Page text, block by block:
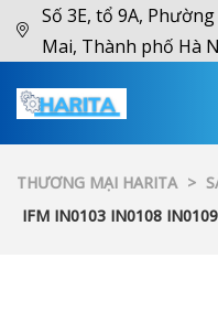
Số 3E, tổ 9A,
Mai, Thành phố Hà
THƯƠNG MẠI HARITA >
IFM IN0103 IN0108